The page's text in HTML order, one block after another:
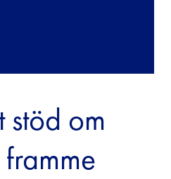
stöd om